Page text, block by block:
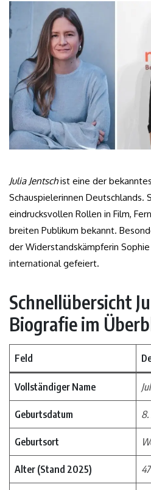
Julia Jentschist eine der
Schauspielerinnen Deutschlands.
eindrucksvollen Rollen in Film,
breiten Publikum bekannt.
der Widerstandskämpferin
international gefeiert.
Schnellübersicht
Biografie im
Feld
Vollständiger Name
Geburtsdatum 8.
Geburtsort
Alter (Stand 2025)